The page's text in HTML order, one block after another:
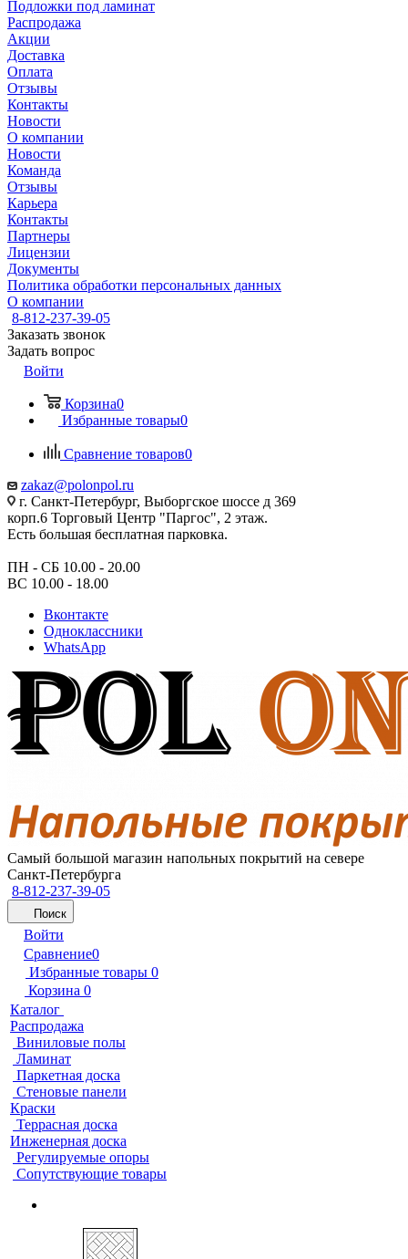
Подложки под ламинат
Распродажа
Акции
Доставка
Оплата
Отзывы
Контакты
Новости
О компании
Новости
Команда
Отзывы
Карьера
Контакты
Партнеры
Лицензии
Документы
Политика обработки персональных данных
О компании
8-812-237-39-05
Заказать звонок
Задать вопрос
Войти
Корзина0
Избранные товары0
Сравнение товаров0
zakaz@polonpol.ru
г. Санкт-Петербург, Выборгское шоссе д 369
корп.6 Торговый Центр "Паргос", 2 этаж.
Есть большая бесплатная парковка.
ПН - СБ 10.00 - 20.00
ВС 10.00 - 18.00
Вконтакте
Одноклассники
WhatsApp
Самый большой магазин напольных покрытий на севере
Санкт-Петербурга
8-812-237-39-05
Поиск
Войти
Сравнение0
Избранные товары 0
Корзина 0
Каталог
Распродажа
Виниловые полы
Ламинат
Паркетная доска
Стеновые панели
Краски
Террасная доска
Инженерная доска
Регулируемые опоры
Сопутствующие товары